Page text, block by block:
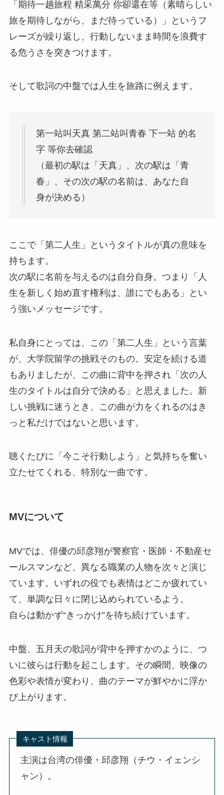
「期待一趟旅程 精采萬分 你卻還在等（素晴らしい
旅を期待しながら、まだ待っている）」というフ
レーズが繰り返し、行動しないまま時間を浪費す
る危うさを突きつけます。
そして歌詞の中盤では人生を旅路に例えます。
第一站叫天真 第二站叫青春 下一站 的名
字 等你去確認
（最初の駅は「天真」、次の駅は「青
春」、その次の駅の名前は、あなた自
身が決める）
ここで「第二人生」というタイトルが真の意味を
持ちます。
次の駅に名前を与えるのは自分自身。つまり「人
生を新しく始め直す権利は、誰にでもある」とい
う強いメッセージです。
私自身にとっては、この「第二人生」という言葉
が、大学院留学の挑戦そのもの。安定を続ける道
もありましたが、この曲に背中を押され「次の人
生のタイトルは自分で決める」と思えました。新
しい挑戦に迷うとき、この曲が力をくれるのはき
っと私だけではないと思います。
聴くたびに「今こそ行動しよう」と気持ちを奮い
立たせてくれる、特別な一曲です。
MVについて
MVでは、俳優の邱彦翔が警察官・医師・不動産セ
ールスマンなど、異なる職業の人物を次々と演じ
ています。いずれの役でも表情はどこか疲れてい
て、単調な日々に閉じ込められているよう。
自らは動かず“きっかけ”を待ち続けています。
中盤、五月天の歌詞が背中を押すかのように、つ
いに彼らは行動を起こします。その瞬間、映像の
色彩や表情が変わり、曲のテーマが鮮やかに浮か
び上がります。
キャスト情報
主演は台湾の俳優・邱彦翔（チウ・イェンシ
ャン）。